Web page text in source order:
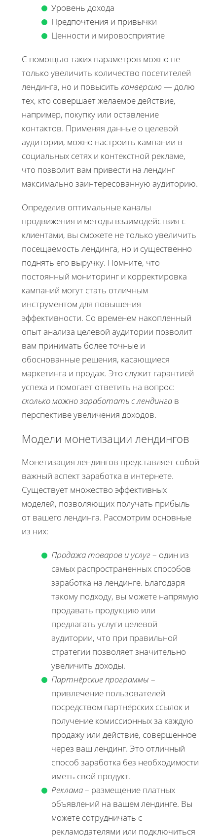
Уровень дохода
Предпочтения и привычки
Ценности и мировосприятие
С помощью таких параметров можно не
только увеличить количество посетителей
лендинга, но и повысить конверсию — долю
тех, кто совершает желаемое действие,
например, покупку или оставление
контактов. Применяя данные о целевой
аудитории, можно настроить кампании в
социальных сетях и контекстной рекламе,
что позволит вам привести на лендинг
максимально заинтересованную аудиторию.
Определив оптимальные каналы
продвижения и методы взаимодействия с
клиентами, вы сможете не только увеличить
посещаемость лендинга, но и существенно
поднять его выручку. Помните, что
постоянный мониторинг и корректировка
кампаний могут стать отличным
инструментом для повышения
эффективности. Со временем накопленный
опыт анализа целевой аудитории позволит
вам принимать более точные и
обоснованные решения, касающиеся
маркетинга и продаж. Это служит гарантией
успеха и помогает ответить на вопрос:
сколько можно заработать с лендинга в
перспективе увеличения доходов.
Модели монетизации лендингов
Монетизация лендингов представляет собой
важный аспект заработка в интернете.
Существует множество эффективных
моделей, позволяющих получать прибыль
от вашего лендинга. Рассмотрим основные
из них:
Продажа товаров и услуг – один из
самых распространенных способов
заработка на лендинге. Благодаря
такому подходу, вы можете напрямую
продавать продукцию или
предлагать услуги целевой
аудитории, что при правильной
стратегии позволяет значительно
увеличить доходы.
Партнёрские программы –
привлечение пользователей
посредством партнёрских ссылок и
получение комиссионных за каждую
продажу или действие, совершенное
через ваш лендинг. Это отличный
способ заработка без необходимости
иметь свой продукт.
Реклама– размещение платных
объявлений на вашем лендинге. Вы
можете сотрудничать с
рекламодателями или подключиться